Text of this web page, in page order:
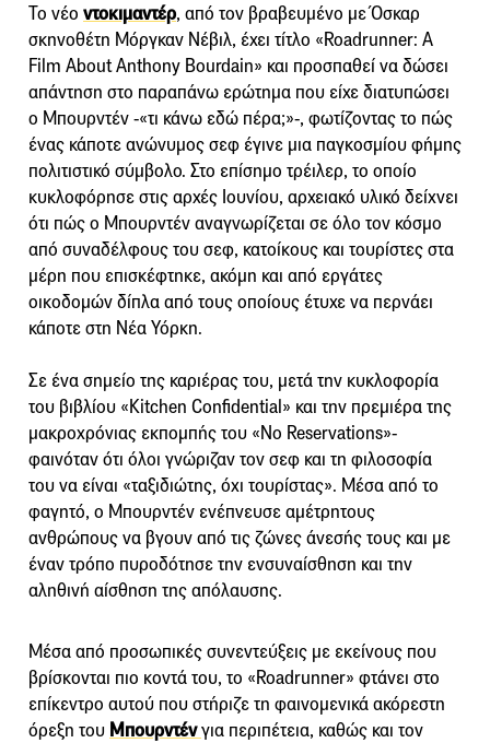
Το νέο ντοκιμαντέρ, από τον βραβευμένο με Όσκαρ
σκηνοθέτη Μόργκαν Νέβιλ, έχει τίτλο «Roadrunner: A
Film About Anthony Bourdain» και προσπαθεί να δώσει
απάντηση στο παραπάνω ερώτημα που είχε διατυπώσει
ο Μπουρντέν -«τι κάνω εδώ πέρα;»-, φωτίζοντας το πώς
ένας κάποτε ανώνυμος σεφ έγινε μια παγκοσμίου φήμης
πολιτιστικό σύμβολο. Στο επίσημο τρέιλερ, το οποίο
κυκλοφόρησε στις αρχές Ιουνίου, αρχειακό υλικό δείχνει
ότι πώς ο Μπουρντέν αναγνωρίζεται σε όλο τον κόσμο
από συναδέλφους του σεφ, κατοίκους και τουρίστες στα
μέρη που επισκέφτηκε, ακόμη και από εργάτες
οικοδομών δίπλα από τους οποίους έτυχε να περνάει
κάποτε στη Νέα Υόρκη.
Σε ένα σημείο της καριέρας του, μετά την κυκλοφορία
του βιβλίου «Kitchen Confidential» και την πρεμιέρα της
μακροχρόνιας εκπομπής του «No Reservations»-
φαινόταν ότι όλοι γνώριζαν τον σεφ και τη φιλοσοφία
του να είναι «ταξιδιώτης, όχι τουρίστας». Μέσα από το
φαγητό, ο Μπουρντέν ενέπνευσε αμέτρητους
ανθρώπους να βγουν από τις ζώνες άνεσής τους και με
έναν τρόπο πυροδότησε την ενσυναίσθηση και την
αληθινή αίσθηση της απόλαυσης.
Μέσα από προσωπικές συνεντεύξεις με εκείνους που
βρίσκονται πιο κοντά του, το «Roadrunner» φτάνει στο
επίκεντρο αυτού που στήριζε τη φαινομενικά ακόρεστη
όρεξη του Μπουρντένγια περιπέτεια, καθώς και τον